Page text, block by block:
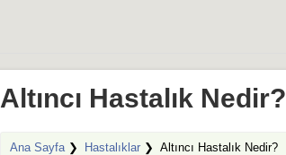
Altıncı Hastalık Nedir?
Ana Sayfa❯ Hastalıklar❯ Altıncı Hastalık Nedir?